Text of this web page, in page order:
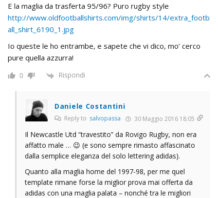
E la maglia da trasferta 95/96? Puro rugby style
http://www.oldfootballshirts.com/img/shirts/14/extra_footb
all_shirt_6190_1.jpg
Io queste le ho entrambe, e sapete che vi dico, mo’ cerco
pure quella azzurra!
0 Rispondi
Daniele Costantini
Reply to salvopassa 30 Maggio 2016 18:05
Il Newcastle Utd “travestito” da Rovigo Rugby, non era
affatto male … 😉 (e sono sempre rimasto affascinato
dalla semplice eleganza del solo lettering adidas).
Quanto alla maglia home del 1997-98, per me quel
template rimane forse la miglior prova mai offerta da
adidas con una maglia palata – nonché tra le migliori